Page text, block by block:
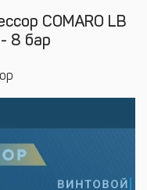
COMARO LB
- 8 бар